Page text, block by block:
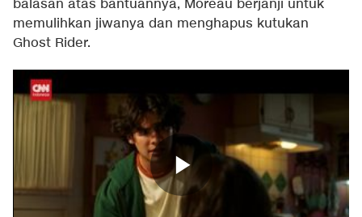
balasan atas bantuannya, Moreau berjanji untuk
memulihkan jiwanya dan menghapus kutukan
Ghost Rider.